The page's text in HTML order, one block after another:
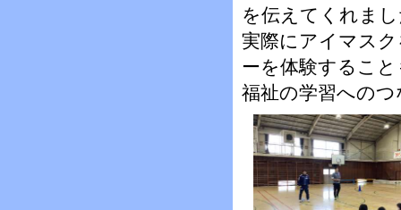
を伝えてくれま
実際にアイマス
ーを体験するこ
福祉の学習への